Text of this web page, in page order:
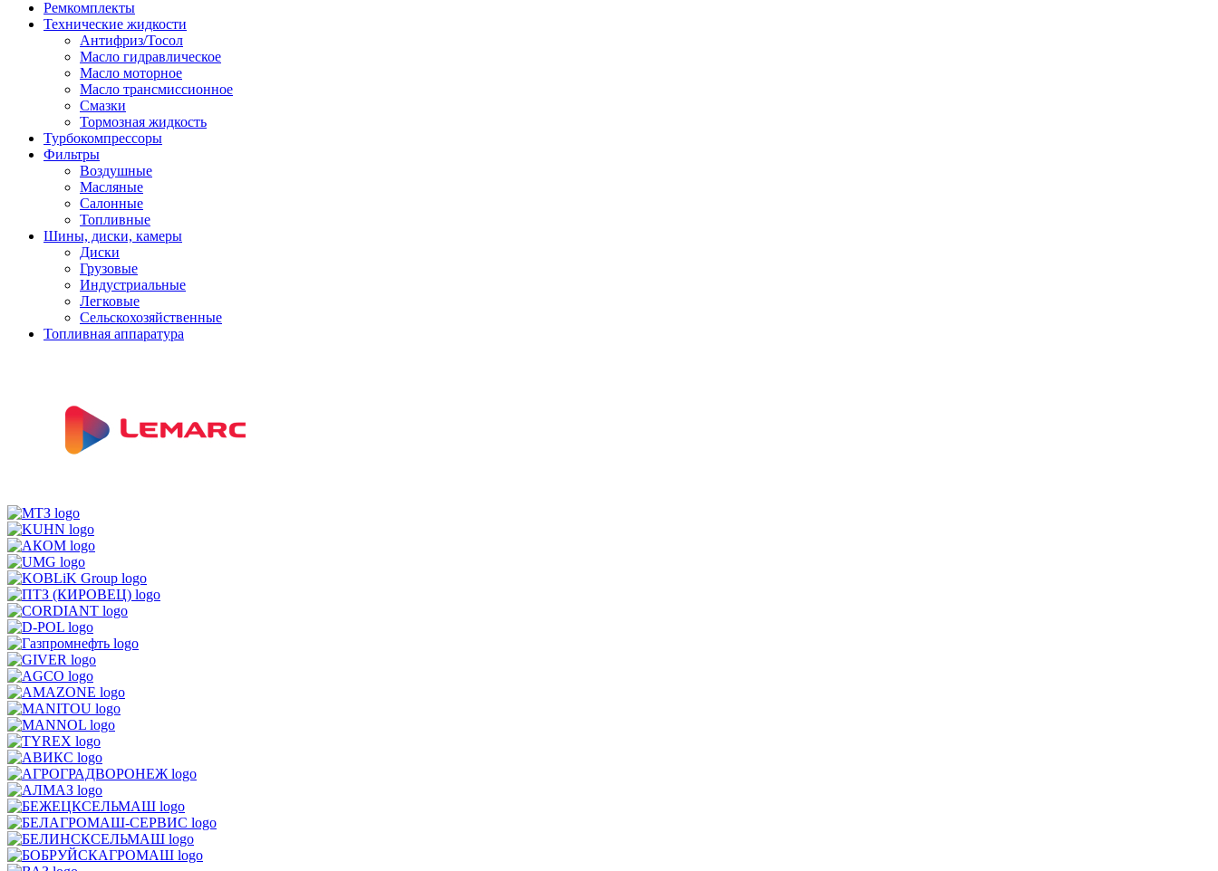
Ремкомплекты
Технические жидкости
Антифриз/Тосол
Масло гидравлическое
Масло моторное
Масло трансмиссионное
Смазки
Тормозная жидкость
Турбокомпрессоры
Фильтры
Воздушные
Масляные
Салонные
Топливные
Шины, диски, камеры
Диски
Грузовые
Индустриальные
Легковые
Сельскохозяйственные
Топливная аппаратура